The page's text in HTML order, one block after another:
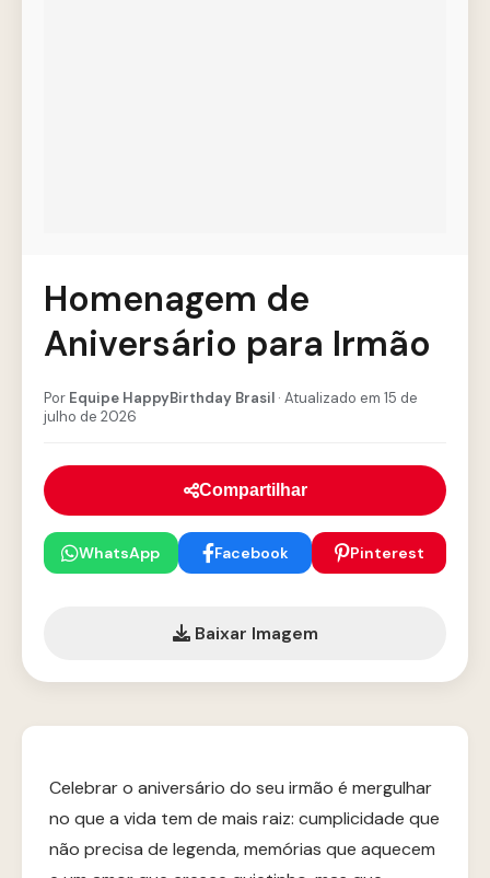
Homenagem de
Aniversário para Irmão
Por Equipe HappyBirthday Brasil · Atualizado em 15 de
julho de 2026
Compartilhar
WhatsApp Facebook Pinterest
Baixar Imagem
Celebrar o aniversário do seu irmão é mergulhar
no que a vida tem de mais raiz: cumplicidade que
não precisa de legenda, memórias que aquecem